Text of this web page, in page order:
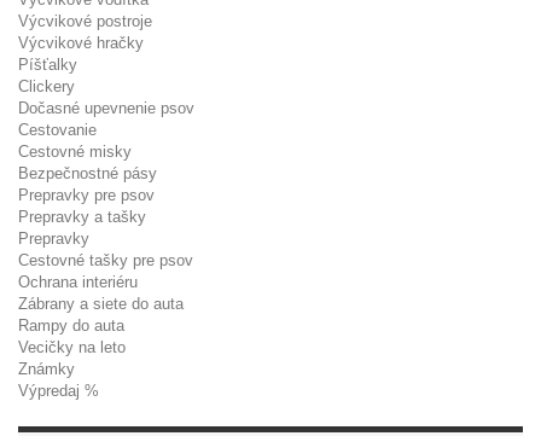
Výcvikové postroje
Výcvikové hračky
Píšťalky
Clickery
Dočasné upevnenie psov
Cestovanie
Cestovné misky
Bezpečnostné pásy
Prepravky pre psov
Prepravky a tašky
Prepravky
Cestovné tašky pre psov
Ochrana interiéru
Zábrany a siete do auta
Rampy do auta
Vecičky na leto
Známky
Výpredaj %